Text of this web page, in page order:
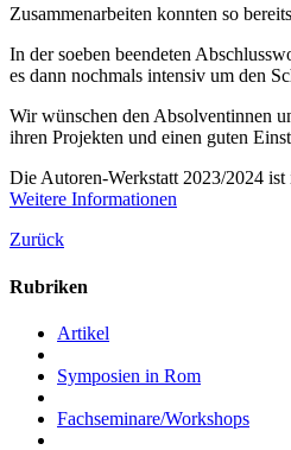
Zusammenarbeiten konnten so
In der soeben beendeten
es dann nochmals intensiv um den
Wir wünschen den Absolventinnen
ihren Projekten und einen guten
Die Autoren-Werkstatt 2023/2024 ist
Weitere Informationen
Zurück
Rubriken
Artikel
Symposien in Rom
Fachseminare/Workshops